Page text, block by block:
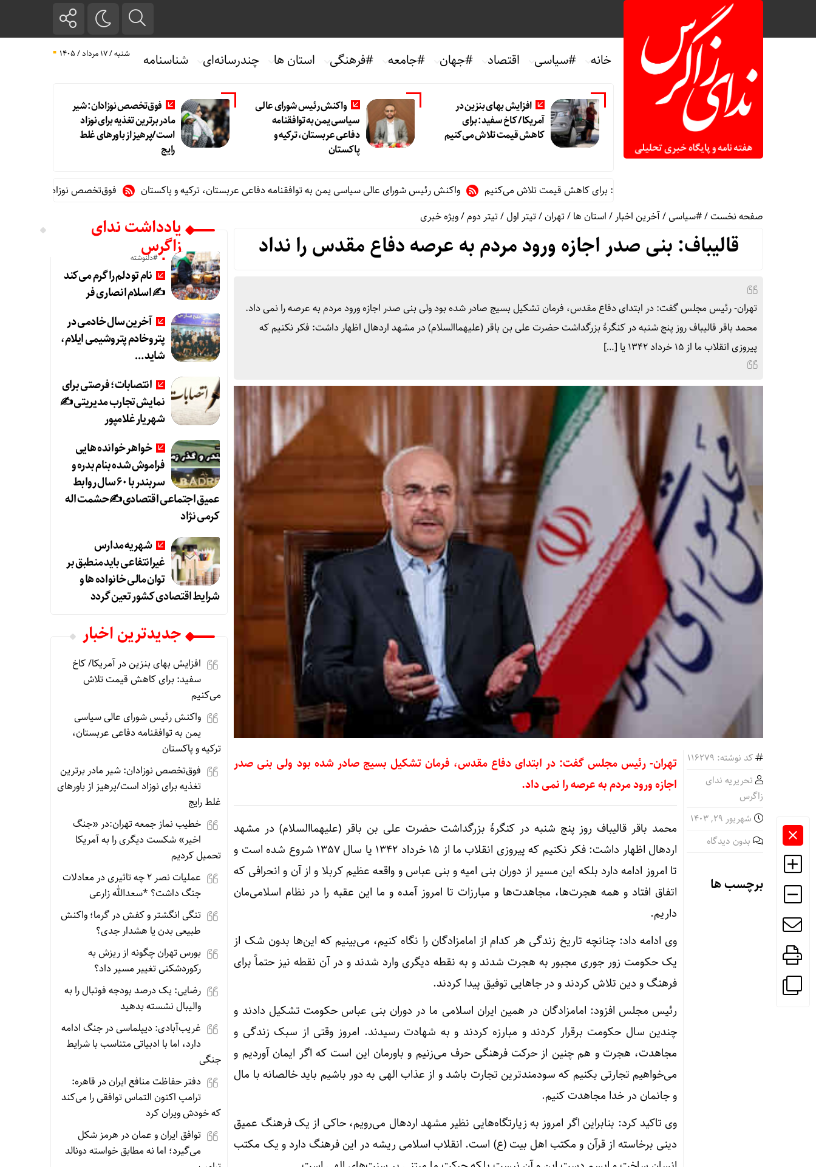
خانه #سیاسی اقتصاد #جهان #جامعه #فرهنگی استان ها چندرسانه‌ای شناسنامه شنبه / ۱۷ مرداد / ۱۴۰۵
افزایش بهای بنزین در
آمریکا/ کاخ سفید: برای
کاهش قیمت تلاش می‌کنیم
واکنش رئیس شورای عالی
سیاسی یمن به توافقنامه
دفاعی عربستان، ترکیه و
پاکستان
فوق‌تخصص نوزادان: شیر
مادر برترین تغذیه برای نوزاد
است/پرهیز از باورهای غلط
رایج
افزایش بهای بنزین در آمریکا/ کاخ سفید: برای کاهش قیمت تلاش می‌کنیم واکنش رئیس شورای عالی سیاسی یمن به توافقنامه دفاعی عربستان، ترکیه و پاکستان
فوق‌تخصص نوزادان: شیر مادر برترین
صفحه نخست/#سیاسی/آخرین اخبار/استان ها/تهران/تیتر اول/تیتر دوم/ویژه خبری
قالیباف: بنی صدر اجازه ورود مردم به عرصه دفاع مقدس را نداد
تهران- رئیس مجلس گفت: در ابتدای دفاع مقدس، فرمان تشکیل بسیج صادر شده بود ولی بنی صدر اجازه ورود مردم به عرصه را نمی داد.
محمد باقر قالیباف روز پنج شنبه در کنگرهٔ بزرگداشت حضرت علی بن باقر (علیهماالسلام) در مشهد اردهال اظهار داشت: فکر نکنیم که
پیروزی انقلاب ما از ۱۵ خرداد ۱۳۴۲ یا […]
کد نوشته: 116279
تحریریه ندای
زاگرس
شهریور ۲۹, ۱۴۰۳
بدون دیدگاه
برچسب ها
تهران- رئیس مجلس گفت: در ابتدای دفاع مقدس، فرمان تشکیل بسیج صادر شده بود ولی بنی صدر
اجازه ورود مردم به عرصه را نمی داد.
محمد باقر قالیباف روز پنج شنبه در کنگرهٔ بزرگداشت حضرت علی بن باقر (علیهماالسلام) در مشهد
اردهال اظهار داشت: فکر نکنیم که پیروزی انقلاب ما از ۱۵ خرداد ۱۳۴۲ یا سال ۱۳۵۷ شروع شده است و
تا امروز ادامه دارد بلکه این مسیر از دوران بنی امیه و بنی عباس و واقعه عظیم کربلا و از آن و انحرافی که
اتفاق افتاد و همه هجرت‌ها، مجاهدت‌ها و مبارزات تا امروز آمده و ما این عقبه را در نظام اسلامی‌مان
داریم.
وی ادامه داد: چنانچه تاریخ زندگی هر کدام از امامزادگان را نگاه کنیم، می‌بینیم که این‌ها بدون شک از
یک حکومت زور جوری مجبور به هجرت شدند و به نقطه دیگری وارد شدند و در آن نقطه نیز حتماً برای
فرهنگ و دین تلاش کردند و در جاهایی توفیق پیدا کردند.
رئیس مجلس افزود: امامزادگان در همین ایران اسلامی ما در دوران بنی عباس حکومت تشکیل دادند و
چندین سال حکومت برقرار کردند و مبارزه کردند و به شهادت رسیدند. امروز وقتی از سبک زندگی و
مجاهدت، هجرت و هم چنین از حرکت فرهنگی حرف می‌زنیم و باورمان این است که اگر ایمان آوردیم و
می‌خواهیم تجارتی بکنیم که سودمندترین تجارت باشد و از عذاب الهی به دور باشیم باید خالصانه با مال
و جانمان در خدا مجاهدت کنیم.
وی تاکید کرد: بنابراین اگر امروز به زیارتگاه‌هایی نظیر مشهد اردهال می‌رویم، حاکی از یک فرهنگ عمیق
دینی برخاسته از قرآن و مکتب اهل بیت (ع) است. انقلاب اسلامی ریشه در این فرهنگ دارد و یک مکتب
یادداشت ندای
زاگرس
#دلنوشته
نام تو دلم را گرم می‌کند
✍️ اسلام انصاری فر
آخرین سال خادمی در
پتروخادم پتروشیمی ایلام،
شاید …
انتصابات؛ فرصتی برای
نمایش تجارب مدیریتی ✍
شهریار غلامپور
خواهر خوانده هایی
فراموش شده بنام بدره و
سربندر با ۶۰ سال روابط
عمیق اجتماعی اقتصادی ✍حشمت اله
کرمی نژاد
شهریه مدارس
غیرانتفاعی باید منطبق بر
توان مالی خانواده ها و
شرایط اقتصادی کشور تعین گردد
جديدترين اخبار
افزایش بهای بنزین در آمریکا/ کاخ
سفید: برای کاهش قیمت تلاش
می‌کنیم
واکنش رئیس شورای عالی سیاسی
یمن به توافقنامه دفاعی عربستان،
ترکیه و پاکستان
فوق‌تخصص نوزادان: شیر مادر برترین
تغذیه برای نوزاد است/پرهیز از باورهای
غلط رایج
خطیب نماز جمعه تهران:در «جنگ
اخیر» شکست دیگری را به آمریکا
تحمیل کردیم
عملیات نصر ۲ چه تاثیری در معادلات
جنگ داشت؟ *سعدالله زارعی
تنگی انگشتر و کفش در گرما؛ واکنش
طبیعی بدن یا هشدار جدی؟
بورس تهران چگونه از ریزش به
رکوردشکنی تغییر مسیر داد؟
رضایی: یک درصد بودجه فوتبال را به
والیبال نشسته بدهید
غریب‌آبادی: دیپلماسی در جنگ ادامه
دارد، اما با ادبیاتی متناسب با شرایط
جنگی
دفتر حفاظت منافع ایران در قاهره:
ترامپ اکنون التماس توافقی را می‌کند
که خودش ویران کرد
توافق ایران و عمان در هرمز شکل
می‌گیرد؛ اما نه مطابق خواسته دونالد